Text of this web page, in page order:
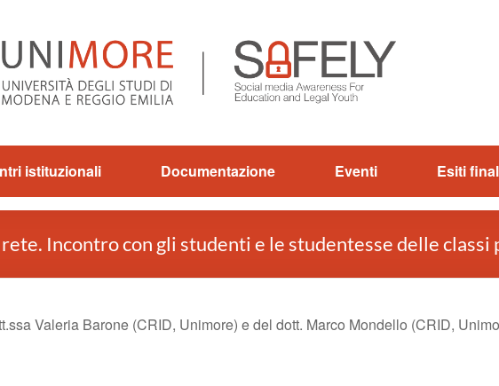
istituzionali Documentazione Eventi Esiti
Incontro con gli studenti e le studentesse delle classi
Valeria Barone (CRID, Unimore) e del dott. Marco Mondello (CRID,